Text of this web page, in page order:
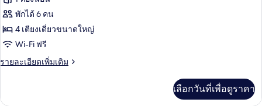
บุหรี่
(Grand
Executive
Floor)
ห้อง
แฟ
มิ
ลี่
ปลอด
พักได้ 6 คน
4 เตียงเดี่ยวขนาดใหญ่
Wi-Fi ฟรี
รายละเอียดเพิ่มเติม
ราย
เกี่ยว
เลือกวันที่เพื่อดูราคา